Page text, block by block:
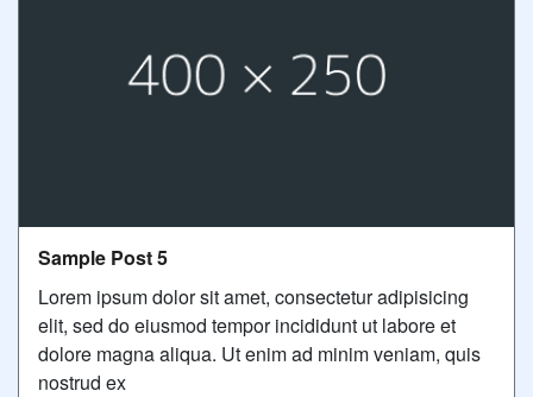
Sample Post 5
Lorem ipsum dolor sit amet, consectetur adipisicing
elit, sed do eiusmod tempor incididunt ut labore et
dolore magna aliqua. Ut enim ad minim veniam, quis
nostrud ex